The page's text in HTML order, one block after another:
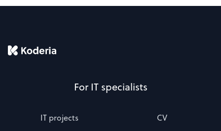
For IT specialists
IT projects
CV